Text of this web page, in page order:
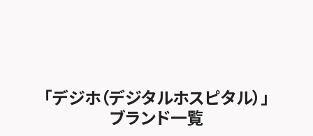
スマホスピタル テルル松戸五香
スマホスピタル平和が丘
スマホスピタル春日井勝川
スマホスピタル住道オペラパーク
スマホスピタル東大阪ロンモール布施
MacBook修理メニュー
FCNTスマートフォン修理
「デジホ（デジタルホスピタル）」
ブランド一覧